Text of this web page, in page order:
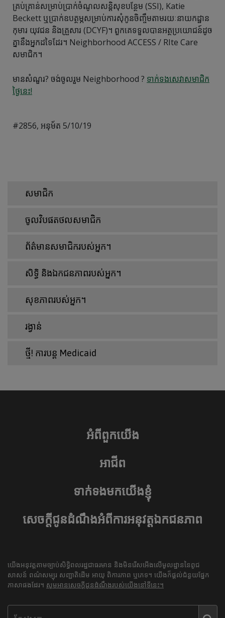
គ្រប់គ្រាន់សម្រាប់ប្រាក់ចំណូលសន្តិសុខបន្ថែម (SSI), Katie
Beckett ឬប្រាក់ឧបត្ថម្ភសម្រាប់ការសុំកូនចិញ្ចឹមតាមរយៈនាយកដ្ឋាន
កុមារ យុវជន និងគ្រួសារ (DCYF)។ ពួកគេទទួលបានអត្ថប្រយោជន៍ដូច
គ្នានឹងអ្នកដទៃដែរ។ Neighborhood ACCESS / RIte Care
សមាជិក។
មានសំណួរ? ចង់ចូលរួម Neighborhood ? ទាក់ទងសេវាសមាជិក
ថ្ងៃនេះ!
#2856, អនុម័ត 5/10/19
សមាជិក
ចូលវិបផតថលសមាជិក
ព័ត៌មានសមាជិករបស់អ្នក។
សិទ្ធិ និងឯកជនភាពរបស់អ្នក។
សុខភាពរបស់អ្នក។
រង្វាន់
ថ្មី! ការបន្ត Medicaid
អំពីពួកយើង
អាជីព
ទាក់ទងមកយើងខ្ញុំ
សេចក្តីជូនដំណឹងអំពីការអនុវត្តឯកជនភាព
យើងអនុវត្តតាមច្បាប់សិទ្ធិពលរដ្ឋជាធរមាន និងមិនរើសអើងលើមូលដ្ឋាននៃពូជ
សាសន៍ ពណ៌សម្បុរ សញ្ជាតិដើម អាយុ ពិការភាព ឬភេទ។ យើងក៏ផ្តល់ជំនួយផ្នែក
ភាសាផងដែរ។ សូមអានសេចក្តីជូនដំណឹងរបស់យើងនៅទីនេះ។